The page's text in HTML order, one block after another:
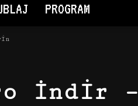
PROGRAM
İndir –